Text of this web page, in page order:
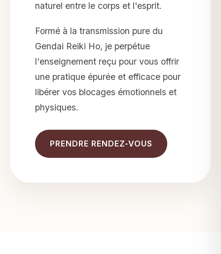
naturel entre le corps et l'esprit.
Formé à la transmission pure du
Gendai Reiki Ho, je perpétue
l'enseignement reçu pour vous offrir
une pratique épurée et efficace pour
libérer vos blocages émotionnels et
physiques.
PRENDRE RENDEZ-VOUS